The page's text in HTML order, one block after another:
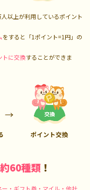
以上が利用しているポイント
をすると「1ポイント=1円」の
トに交換することができま
ポイント交換
約60種類 ！